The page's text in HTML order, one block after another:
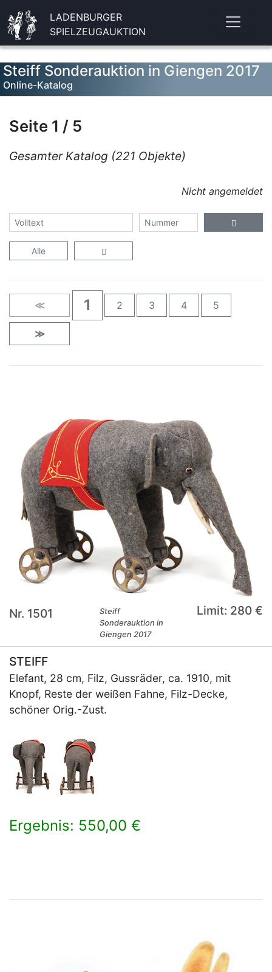
LADENBURGER
SPIELZEUGAUKTION
Steiff Sonderauktion in Giengen 2017
Online-Katalog
Seite 1 / 5
Gesamter Katalog (221 Objekte)
Nicht angemeldet
Alle
≪ 1 2 3 4 5
≫
Nr. 1501
Steiff
Sonderauktion in
Giengen 2017
Limit: 280 €
STEIFF
Elefant, 28 cm, Filz, Gussräder, ca. 1910, mit
Knopf, Reste der weißen Fahne, Filz-Decke,
schöner Orig.-Zust.
Ergebnis: 550,00 €